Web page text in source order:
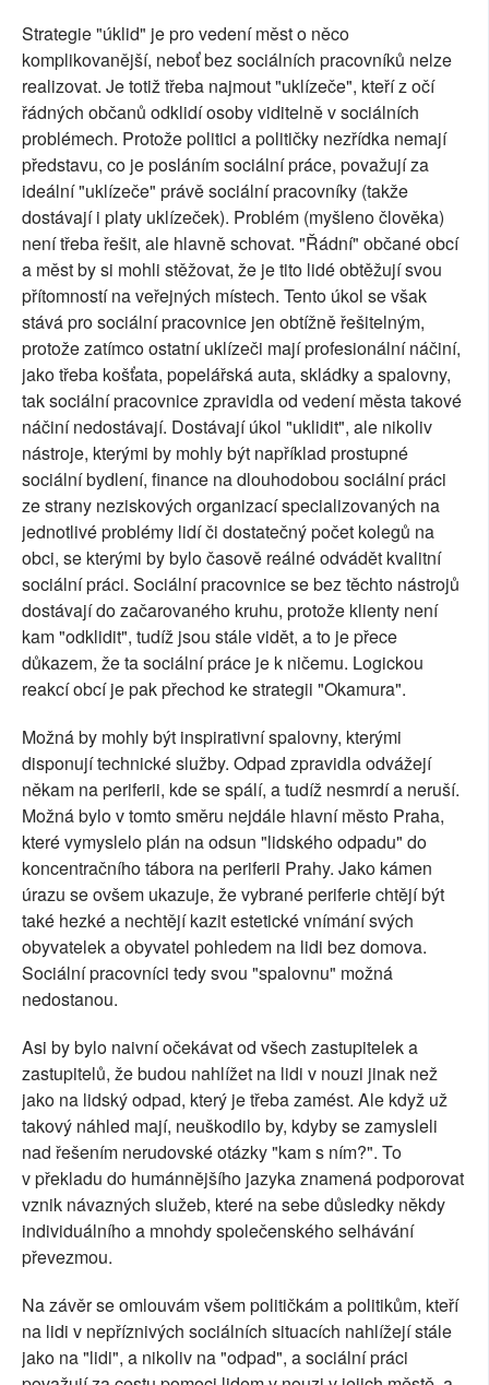
Strategie "úklid" je pro vedení měst o něco
komplikovanější, neboť bez sociálních pracovníků nelze
realizovat. Je totiž třeba najmout "uklízeče", kteří z očí
řádných občanů odklidí osoby viditelně v sociálních
problémech. Protože politici a političky nezřídka nemají
představu, co je posláním sociální práce, považují za
ideální "uklízeče" právě sociální pracovníky (takže
dostávají i platy uklízeček). Problém (myšleno člověka)
není třeba řešit, ale hlavně schovat. "Řádní" občané obcí
a měst by si mohli stěžovat, že je tito lidé obtěžují svou
přítomností na veřejných místech. Tento úkol se však
stává pro sociální pracovnice jen obtížně řešitelným,
protože zatímco ostatní uklízeči mají profesionální náčiní,
jako třeba košťata, popelářská auta, skládky a spalovny,
tak sociální pracovnice zpravidla od vedení města takové
náčiní nedostávají. Dostávají úkol "uklidit", ale nikoliv
nástroje, kterými by mohly být například prostupné
sociální bydlení, finance na dlouhodobou sociální práci
ze strany neziskových organizací specializovaných na
jednotlivé problémy lidí či dostatečný počet kolegů na
obci, se kterými by bylo časově reálné odvádět kvalitní
sociální práci. Sociální pracovnice se bez těchto nástrojů
dostávají do začarovaného kruhu, protože klienty není
kam "odklidit", tudíž jsou stále vidět, a to je přece
důkazem, že ta sociální práce je k ničemu. Logickou
reakcí obcí je pak přechod ke strategii "Okamura".
Možná by mohly být inspirativní spalovny, kterými
disponují technické služby. Odpad zpravidla odvážejí
někam na periferii, kde se spálí, a tudíž nesmrdí a neruší.
Možná bylo v tomto směru nejdále hlavní město Praha,
které vymyslelo plán na odsun "lidského odpadu" do
koncentračního tábora na periferii Prahy. Jako kámen
úrazu se ovšem ukazuje, že vybrané periferie chtějí být
také hezké a nechtějí kazit estetické vnímání svých
obyvatelek a obyvatel pohledem na lidi bez domova.
Sociální pracovníci tedy svou "spalovnu" možná
nedostanou.
Asi by bylo naivní očekávat od všech zastupitelek a
zastupitelů, že budou nahlížet na lidi v nouzi jinak než
jako na lidský odpad, který je třeba zamést. Ale když už
takový náhled mají, neuškodilo by, kdyby se zamysleli
nad řešením nerudovské otázky "kam s ním?". To
v překladu do humánnějšího jazyka znamená podporovat
vznik návazných služeb, které na sebe důsledky někdy
individuálního a mnohdy společenského selhávání
převezmou.
Na závěr se omlouvám všem političkám a politikům, kteří
na lidi v nepříznivých sociálních situacích nahlížejí stále
jako na "lidi", a nikoliv na "odpad", a sociální práci